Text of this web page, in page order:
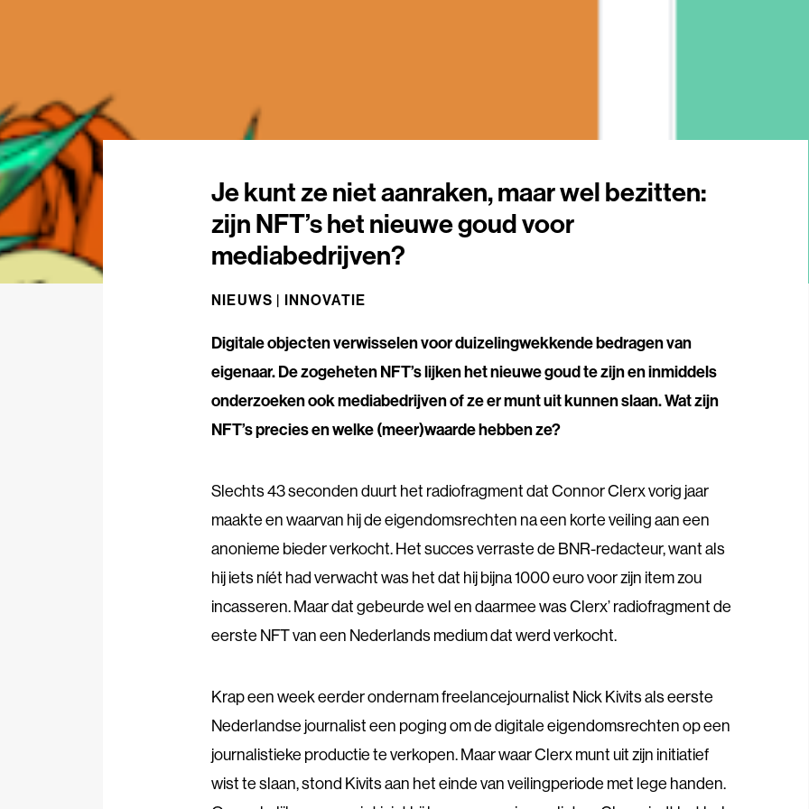
Je kunt ze niet aanraken, maar wel bezitten:
zijn NFT’s het nieuwe goud voor
mediabedrijven?
NIEUWS | INNOVATIE
Digitale objecten verwisselen voor duizelingwekkende bedragen van
eigenaar. De zogeheten NFT’s lijken het nieuwe goud te zijn en inmiddels
onderzoeken ook mediabedrijven of ze er munt uit kunnen slaan. Wat zijn
NFT’s precies en welke (meer)waarde hebben ze?
Slechts 43 seconden duurt het radiofragment dat Connor Clerx vorig jaar
maakte en waarvan hij de eigendomsrechten na een korte veiling aan een
anonieme bieder verkocht. Het succes verraste de BNR-redacteur, want als
hij iets níét had verwacht was het dat hij bijna 1000 euro voor zijn item zou
incasseren. Maar dat gebeurde wel en daarmee was Clerx’ radiofragment de
eerste NFT van een Nederlands medium dat werd verkocht.
Krap een week eerder ondernam freelancejournalist Nick Kivits als eerste
Nederlandse journalist een poging om de digitale eigendomsrechten op een
journalistieke productie te verkopen. Maar waar Clerx munt uit zijn initiatief
wist te slaan, stond Kivits aan het einde van veilingperiode met lege handen.